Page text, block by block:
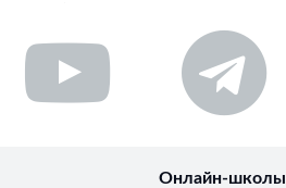
Онлайн-школы